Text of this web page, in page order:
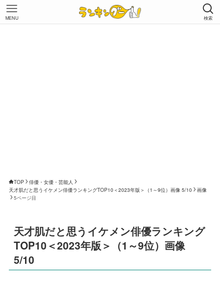
検索
MENU
TOP
俳優・女優・芸能人
天才肌だと思うイケメン俳優ランキングTOP10＜2023年版＞（1～9位）画像 5/10
画像
5ページ目
天才肌だと思うイケメン俳優ランキング
TOP10＜2023年版＞（1～9位）画像
5/10